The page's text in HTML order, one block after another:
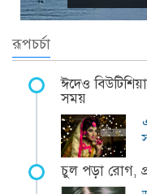
রূপচর্চা
ঈদেও
সময়
চুল পড়া রোগ,